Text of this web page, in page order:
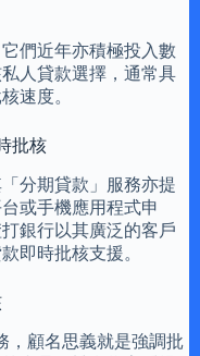
們近年亦積極投入數
人貸款選擇，通常具
速度。
批核
分期貸款」服務亦提
或手機應用程式申
銀行以其廣泛的客戶
即時批核支援。
，顧名思義就是強調批